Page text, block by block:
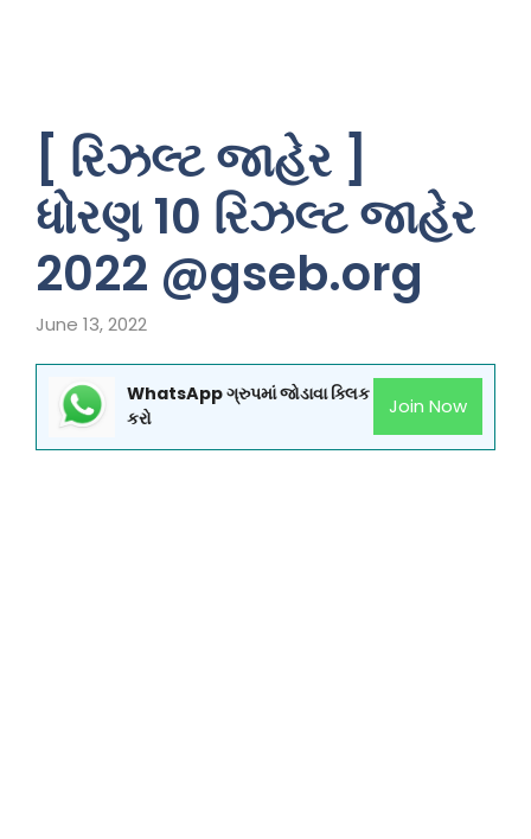
[ રિઝલ્ટ જાહેર ]
ધોરણ 10 રિઝલ્ટ જાહેર
2022 @gseb.org
June 13, 2022
WhatsApp ગ્રુપમાં જોડાવા ક્લિક
કરો
Join Now